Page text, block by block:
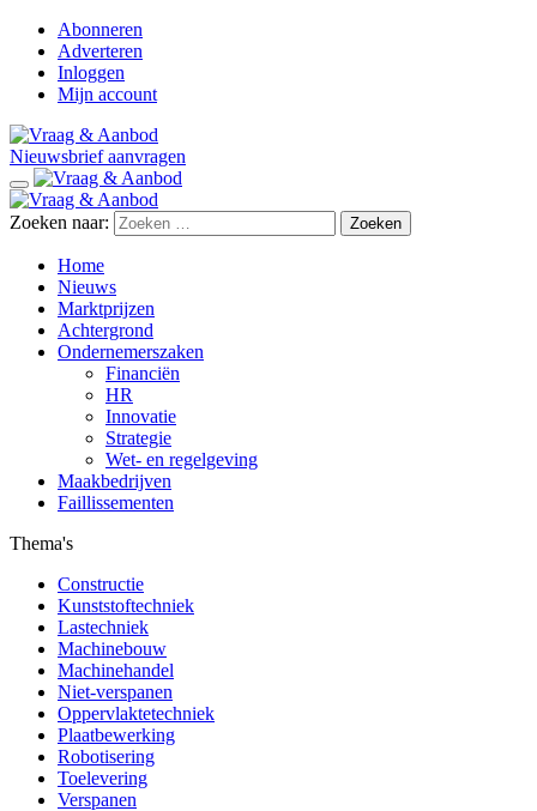
Abonneren
Adverteren
Inloggen
Mijn account
Nieuwsbrief aanvragen
Zoeken naar:
Home
Nieuws
Marktprijzen
Achtergrond
Ondernemerszaken
Financiën
HR
Innovatie
Strategie
Wet- en regelgeving
Maakbedrijven
Faillissementen
Thema's
Constructie
Kunststoftechniek
Lastechniek
Machinebouw
Machinehandel
Niet-verspanen
Oppervlaktetechniek
Plaatbewerking
Robotisering
Toelevering
Verspanen